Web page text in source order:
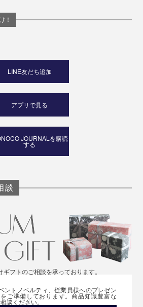
！
LINE友だち追加
アプリで見る
JOURNALを購読
する
談
フトのご相談を承っております。
ントノベルティ、従業員様へのプレゼン
ご準備しております。商品知識豊富な
談ください。